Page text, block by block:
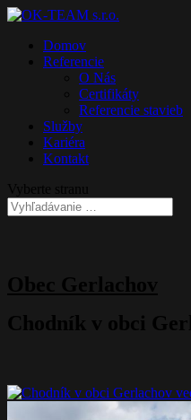
Domov
Referencie
O Nás
Certifikáty
Referencie stavieb
Služby
Kariéra
Kontakt